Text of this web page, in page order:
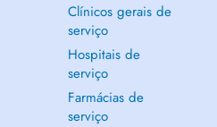
Clínicos gerais de
serviço
Hospitais de
serviço
Farmácias de
serviço